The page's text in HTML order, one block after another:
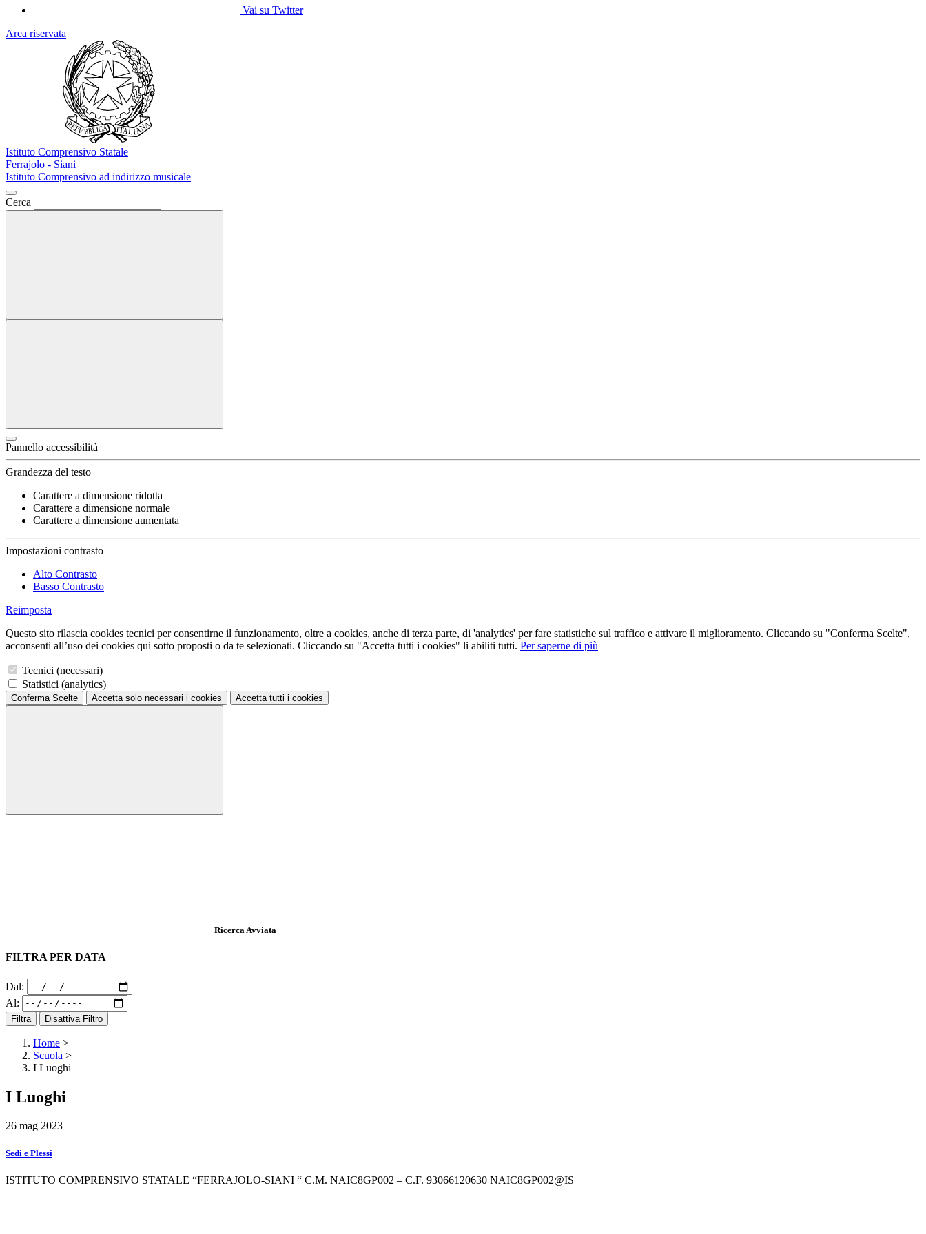
Vai su Twitter
Area riservata
Istituto Comprensivo Statale
Ferrajolo - Siani
Istituto Comprensivo ad indirizzo musicale
Cerca
Pannello accessibilità
Grandezza del testo
Carattere a dimensione ridotta
Carattere a dimensione normale
Carattere a dimensione aumentata
Impostazioni contrasto
Alto Contrasto
Basso Contrasto
Reimposta
Questo sito rilascia cookies tecnici per consentirne il funzionamento, oltre a cookies, anche di terza parte, di 'analytics' per fare statistiche sul traffico e attivare il miglioramento. Cliccando su "Conferma Scelte",
acconsenti all’uso dei cookies qui sotto proposti o da te selezionati. Cliccando su "Accetta tutti i cookies" li abiliti tutti. Per saperne di più
Tecnici (necessari)
Statistici (analytics)
Conferma Scelte Accetta solo necessari i cookies Accetta tutti i cookies
Ricerca Avviata
FILTRA PER DATA
Dal:
Al:
Filtra Disattiva Filtro
Home >
Scuola >
I Luoghi
I Luoghi
26 mag 2023
Sedi e Plessi
ISTITUTO COMPRENSIVO STATALE “FERRAJOLO-SIANI “ C.M. NAIC8GP002 – C.F. 93066120630 NAIC8GP002@IS